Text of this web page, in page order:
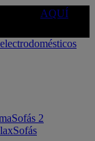
AQUÍ
Sofás 2
Sofás